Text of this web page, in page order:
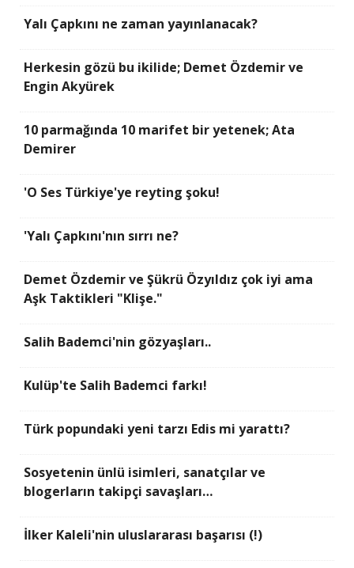
Yalı Çapkını ne zaman yayınlanacak?
Herkesin gözü bu ikilide; Demet Özdemir ve
Engin Akyürek
10 parmağında 10 marifet bir yetenek; Ata
Demirer
'O Ses Türkiye'ye reyting şoku!
'Yalı Çapkını'nın sırrı ne?
Demet Özdemir ve Şükrü Özyıldız çok iyi ama
Aşk Taktikleri "Klişe."
Salih Bademci'nin gözyaşları..
Kulüp'te Salih Bademci farkı!
Türk popundaki yeni tarzı Edis mi yarattı?
Sosyetenin ünlü isimleri, sanatçılar ve
blogerların takipçi savaşları…
İlker Kaleli'nin uluslararası başarısı (!)